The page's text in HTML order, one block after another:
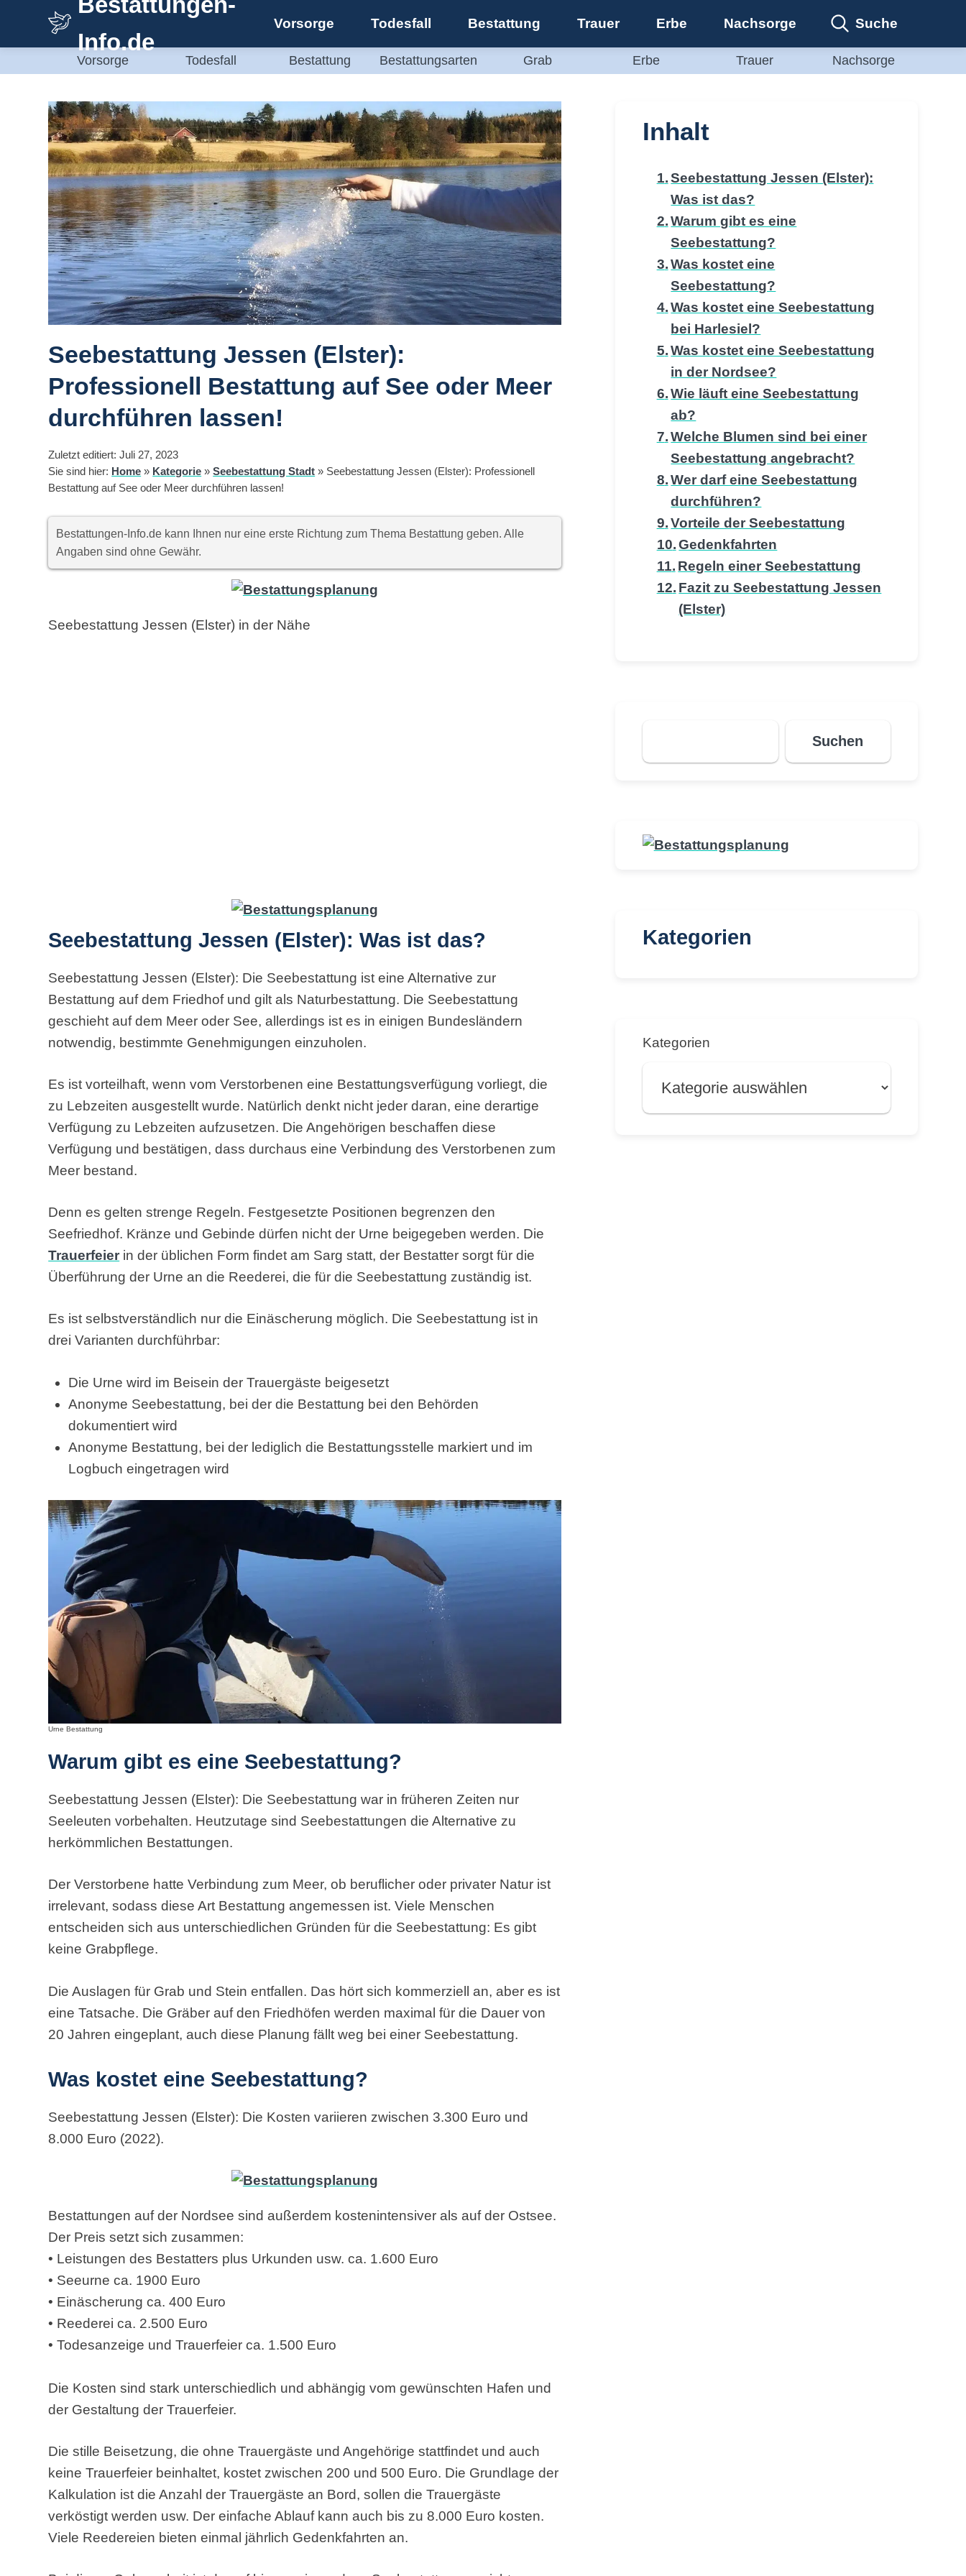
Info.de
Vorsorge Todesfall Bestattung Trauer Erbe Nachsorge Suche
Vorsorge Todesfall Bestattung Bestattungsarten Grab Erbe Trauer Nachsorge
Seebestattung Jessen (Elster):
Professionell Bestattung auf See oder Meer
durchführen lassen!
Zuletzt editiert: Juli 27, 2023
Sie sind hier: Home » Kategorie »Seebestattung Stadt » Seebestattung Jessen (Elster): Professionell
Bestattung auf See oder Meer durchführen lassen!
Bestattungen-Info.de kann Ihnen nur eine erste Richtung zum Thema Bestattung geben. Alle
Angaben sind ohne Gewähr.
Seebestattung Jessen (Elster) in der Nähe
Seebestattung Jessen (Elster): Was ist das?
Seebestattung Jessen (Elster): Die Seebestattung ist eine Alternative zur
Bestattung auf dem Friedhof und gilt als Naturbestattung. Die Seebestattung
geschieht auf dem Meer oder See, allerdings ist es in einigen Bundesländern
notwendig, bestimmte Genehmigungen einzuholen.
Es ist vorteilhaft, wenn vom Verstorbenen eine Bestattungsverfügung vorliegt, die
zu Lebzeiten ausgestellt wurde. Natürlich denkt nicht jeder daran, eine derartige
Verfügung zu Lebzeiten aufzusetzen. Die Angehörigen beschaffen diese
Verfügung und bestätigen, dass durchaus eine Verbindung des Verstorbenen zum
Meer bestand.
Denn es gelten strenge Regeln. Festgesetzte Positionen begrenzen den
Seefriedhof. Kränze und Gebinde dürfen nicht der Urne beigegeben werden. Die
Trauerfeier in der üblichen Form findet am Sarg statt, der Bestatter sorgt für die
Überführung der Urne an die Reederei, die für die Seebestattung zuständig ist.
Es ist selbstverständlich nur die Einäscherung möglich. Die Seebestattung ist in
drei Varianten durchführbar:
Die Urne wird im Beisein der Trauergäste beigesetzt
Anonyme Seebestattung, bei der die Bestattung bei den Behörden
dokumentiert wird
Anonyme Bestattung, bei der lediglich die Bestattungsstelle markiert und im
Logbuch eingetragen wird
Urne Bestattung
Warum gibt es eine Seebestattung?
Seebestattung Jessen (Elster): Die Seebestattung war in früheren Zeiten nur
Seeleuten vorbehalten. Heutzutage sind Seebestattungen die Alternative zu
herkömmlichen Bestattungen.
Der Verstorbene hatte Verbindung zum Meer, ob beruflicher oder privater Natur ist
irrelevant, sodass diese Art Bestattung angemessen ist. Viele Menschen
entscheiden sich aus unterschiedlichen Gründen für die Seebestattung: Es gibt
keine Grabpflege.
Die Auslagen für Grab und Stein entfallen. Das hört sich kommerziell an, aber es ist
eine Tatsache. Die Gräber auf den Friedhöfen werden maximal für die Dauer von
20 Jahren eingeplant, auch diese Planung fällt weg bei einer Seebestattung.
Was kostet eine Seebestattung?
Seebestattung Jessen (Elster): Die Kosten variieren zwischen 3.300 Euro und
8.000 Euro (2022).
Bestattungen auf der Nordsee sind außerdem kostenintensiver als auf der Ostsee.
Der Preis setzt sich zusammen:
• Leistungen des Bestatters plus Urkunden usw. ca. 1.600 Euro
• Seeurne ca. 1900 Euro
• Einäscherung ca. 400 Euro
• Reederei ca. 2.500 Euro
• Todesanzeige und Trauerfeier ca. 1.500 Euro
Die Kosten sind stark unterschiedlich und abhängig vom gewünschten Hafen und
der Gestaltung der Trauerfeier.
Die stille Beisetzung, die ohne Trauergäste und Angehörige stattfindet und auch
keine Trauerfeier beinhaltet, kostet zwischen 200 und 500 Euro. Die Grundlage der
Kalkulation ist die Anzahl der Trauergäste an Bord, sollen die Trauergäste
verköstigt werden usw. Der einfache Ablauf kann auch bis zu 8.000 Euro kosten.
Viele Reedereien bieten einmal jährlich Gedenkfahrten an.
Inhalt
Seebestattung Jessen (Elster):
Was ist das?
Warum gibt es eine
Seebestattung?
Was kostet eine
Seebestattung?
Was kostet eine Seebestattung
bei Harlesiel?
Was kostet eine Seebestattung
in der Nordsee?
Wie läuft eine Seebestattung
ab?
Welche Blumen sind bei einer
Seebestattung angebracht?
Wer darf eine Seebestattung
durchführen?
Vorteile der Seebestattung
Gedenkfahrten
Regeln einer Seebestattung
Fazit zu Seebestattung Jessen
(Elster)
Suchen
Suchen
Kategorien
Kategorien